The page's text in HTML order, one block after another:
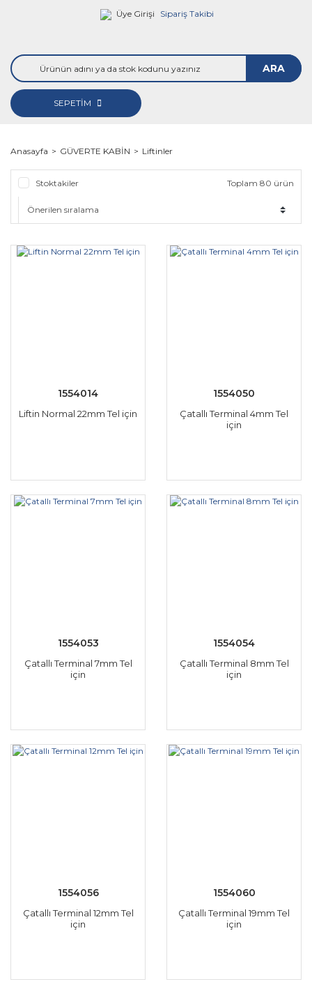
Üye Girişi Sipariş Takibi
ARA
SEPETİM
Anasayfa GÜVERTE KABİN Liftinler
Stoktakiler Toplam 80 ürün
1554014
Liftin Normal 22mm Tel için
1554050
Çatallı Terminal 4mm Tel
için
1554053
Çatallı Terminal 7mm Tel
için
1554054
Çatallı Terminal 8mm Tel
için
1554056
Çatallı Terminal 12mm Tel
için
1554060
Çatallı Terminal 19mm Tel
için